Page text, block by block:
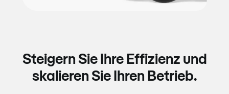
Steigern Sie Ihre Effizienz und
skalieren Sie Ihren Betrieb.